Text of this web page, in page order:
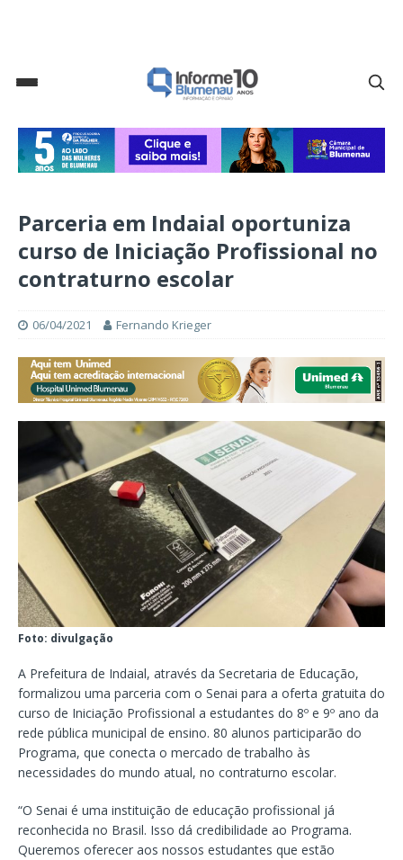
Parceria em Indaial oportuniza
curso de Iniciação Profissional no
contraturno escolar
06/04/2021 Fernando Krieger
Foto: divulgação
A Prefeitura de Indaial, através da Secretaria de Educação,
formalizou uma parceria com o Senai para a oferta gratuita do
curso de Iniciação Profissional a estudantes do 8º e 9º ano da
rede pública municipal de ensino. 80 alunos participarão do
Programa, que conecta o mercado de trabalho às
necessidades do mundo atual, no contraturno escolar.
“O Senai é uma instituição de educação profissional já
reconhecida no Brasil. Isso dá credibilidade ao Programa.
Queremos oferecer aos nossos estudantes que estão